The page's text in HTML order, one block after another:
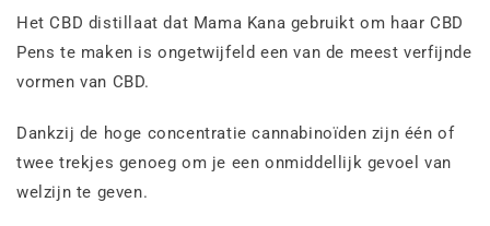
Het CBD distillaat dat Mama Kana gebruikt om haar CBD
Pens te maken is ongetwijfeld een van de meest verfijnde
vormen van CBD.
Dankzij de hoge concentratie cannabinoïden zijn één of
twee trekjes genoeg om je een onmiddellijk gevoel van
welzijn te geven.